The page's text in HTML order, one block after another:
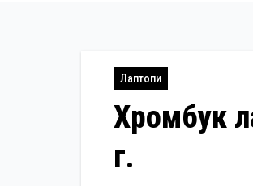
Лаптопи
Хромбук
г.